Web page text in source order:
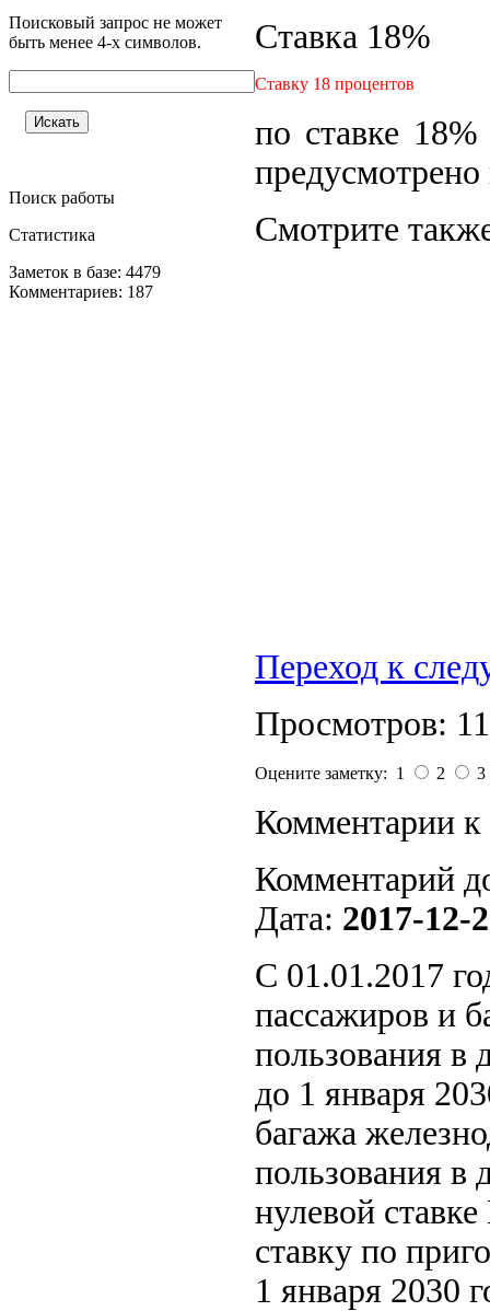
Поисковый запрос не может
быть менее 4-х символов.
Поиск работы
Статистика
Заметок в базе: 4479
Комментариев: 187
Ставка 18%
Ставку 18 процентов
по ставке
Смотрите
Переход к
Просмотров:
Оцените заметку: 1 2 3
Комментарии к
Комментарий
Дата: 2017-12-
С 01.01.2017
пассажиров и
пользования в
до 1 января
багажа
пользования в
нулевой
ставку по
1 января 2030